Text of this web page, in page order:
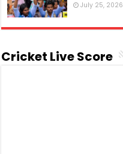
July 25, 2026
Cricket Live Score